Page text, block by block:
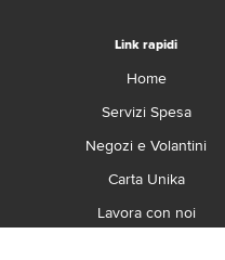
Link rapidi
Home
Servizi Spesa
Negozi e Volantini
Carta Unika
Lavora con noi